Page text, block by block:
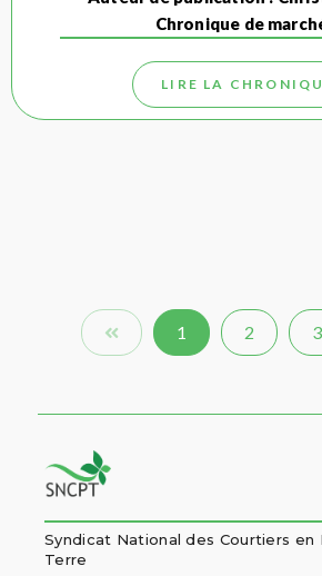
Chronique de
LIRE LA
1 2 3
Syndicat National des Courtiers en
Terre